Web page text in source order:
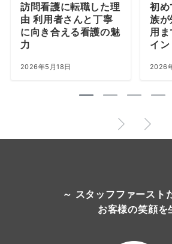
訪問看護に転職した理
由 利用者さんと丁寧
に向き合える看護の魅
力
2026年5月18日
初
族が
用
イン
2026
～ スタッフファースト
お客様の笑顔を